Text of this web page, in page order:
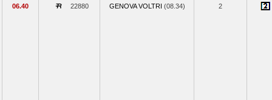
06.40 22880 GENOVA VOLTRI (08.34) 2